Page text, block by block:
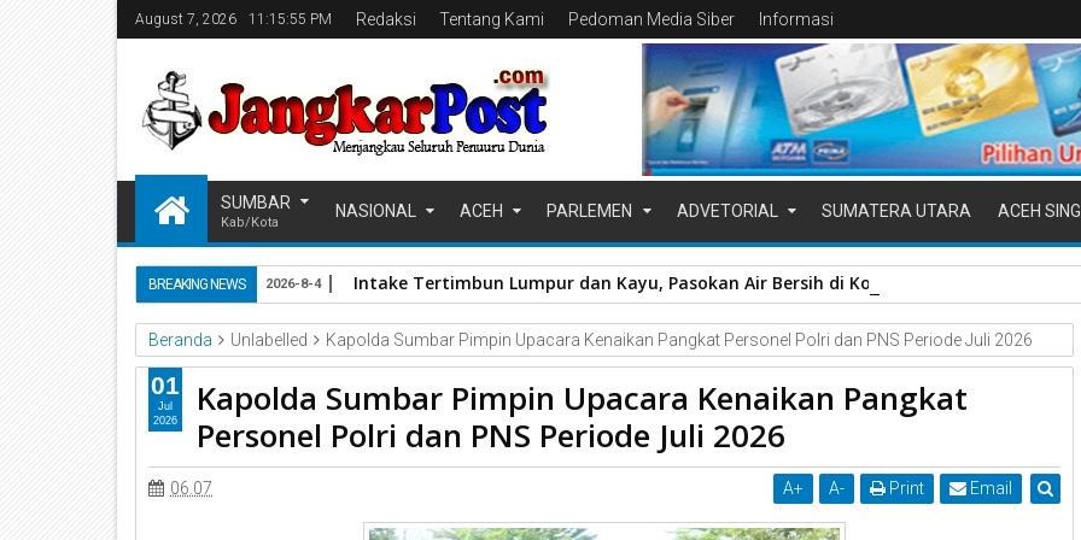
August 7, 2026 11:15:56 PM Redaksi Tentang Kami Pedoman Media Siber Informasi
SUMBAR
Kab/Kota
NASIONAL ACEH PARLEMEN ADVETORIAL SUMATERA UTARA ACEH
BREAKING NEWS Intake Tertimbun Lumpur dan Kayu, Pasokan Air Bersih di Kota Padang Terganggu
2026-8-4
Beranda Unlabelled Kapolda Sumbar Pimpin Upacara Kenaikan Pangkat Personel Polri dan PNS Periode Juli 2026
Kapolda Sumbar Pimpin Upacara Kenaikan Pangkat
Personel Polri dan PNS Periode Juli 2026
06.07 A+ A- Print Email
01
Jul
2026